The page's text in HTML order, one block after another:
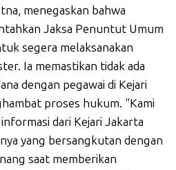
menegaskan bahwa
Jaksa Penuntut Umum
segera melaksanakan
Ia memastikan tidak ada
dengan pegawai di Kejari
proses hukum. "Kami
dari Kejari Jakarta
yang bersangkutan dengan
saat memberikan